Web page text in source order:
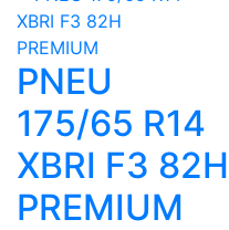
PNEU
175/65 R14
XBRI F3 82H
PREMIUM